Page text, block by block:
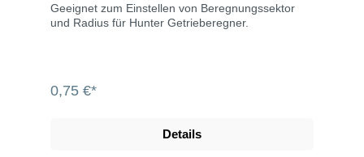
Geeignet zum Einstellen von Beregnungssektor
und Radius für Hunter Getrieberegner.
0,75 €*
Details